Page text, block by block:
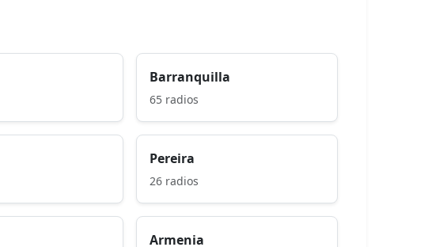
Barranquilla
65 radios
Pereira
26 radios
Armenia